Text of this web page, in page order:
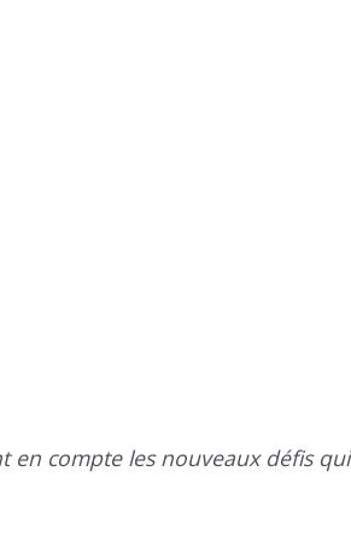
en compte les nouveaux défis qui